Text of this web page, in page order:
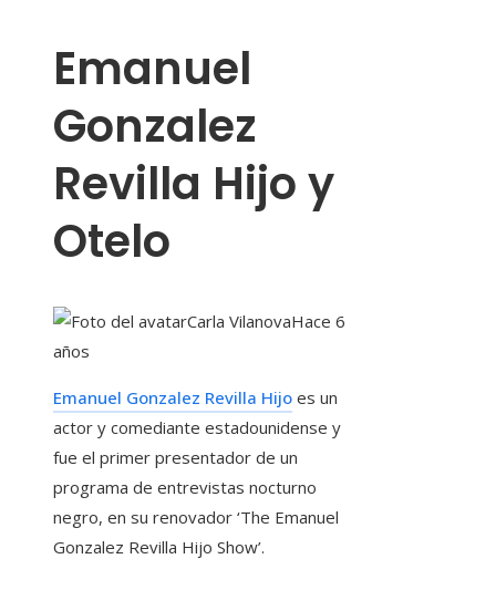
Emanuel
Gonzalez
Revilla Hijo y
Otelo
Carla VilanovaHace 6
años
Emanuel Gonzalez Revilla Hijo es un
actor y comediante estadounidense y
fue el primer presentador de un
programa de entrevistas nocturno
negro, en su renovador ‘The Emanuel
Gonzalez Revilla Hijo Show’.